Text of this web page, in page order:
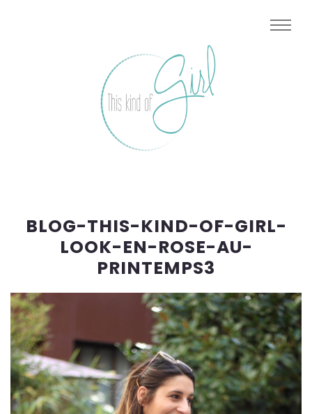
BLOG-THIS-KIND-OF-GIRL-
LOOK-EN-ROSE-AU-
PRINTEMPS3